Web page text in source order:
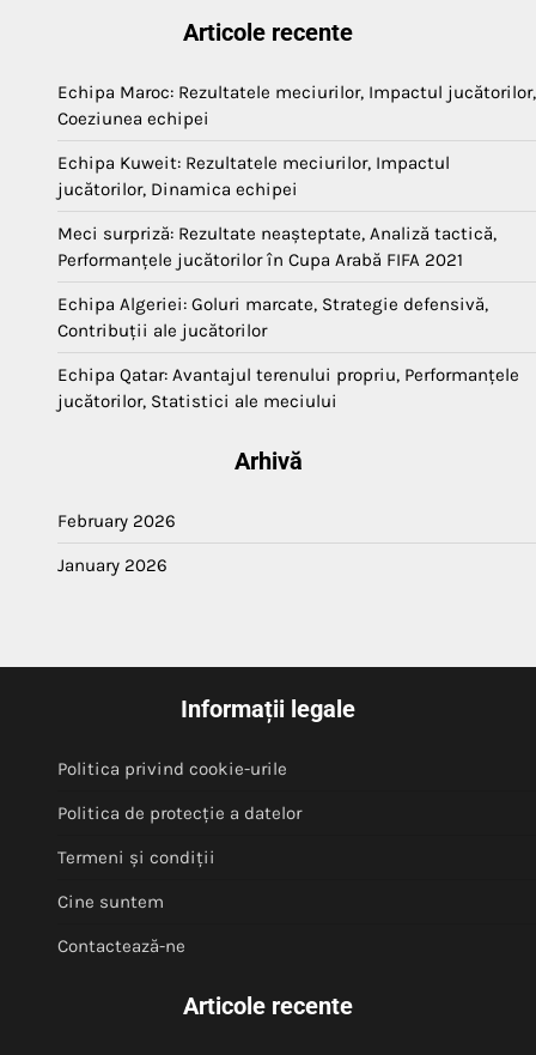
Articole recente
Echipa Maroc: Rezultatele meciurilor, Impactul jucătorilor,
Coeziunea echipei
Echipa Kuweit: Rezultatele meciurilor, Impactul
jucătorilor, Dinamica echipei
Meci surpriză: Rezultate neașteptate, Analiză tactică,
Performanțele jucătorilor în Cupa Arabă FIFA 2021
Echipa Algeriei: Goluri marcate, Strategie defensivă,
Contribuții ale jucătorilor
Echipa Qatar: Avantajul terenului propriu, Performanțele
jucătorilor, Statistici ale meciului
Arhivă
February 2026
January 2026
Informații legale
Politica privind cookie-urile
Politica de protecție a datelor
Termeni și condiții
Cine suntem
Contactează-ne
Articole recente